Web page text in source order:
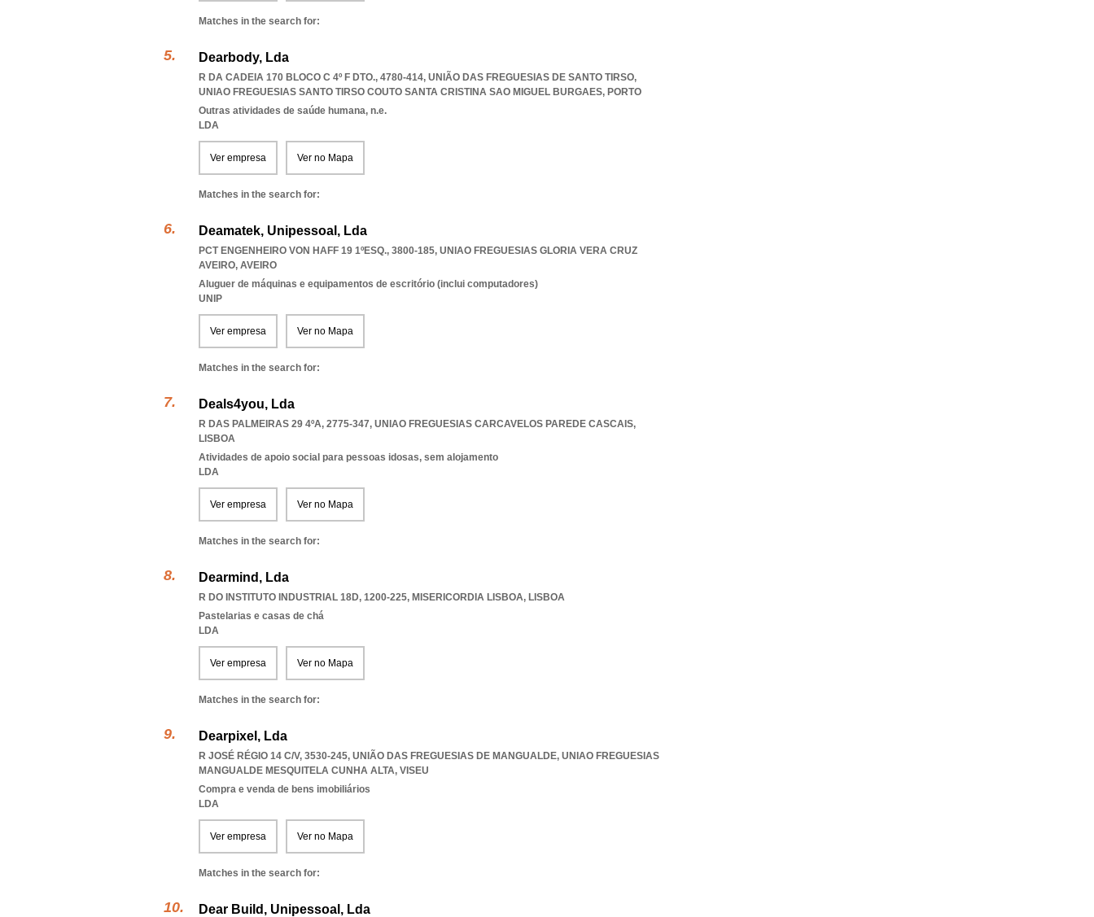
Matches in the search for:
Dearbody, Lda
R DA CADEIA 170 BLOCO C 4º F DTO., 4780-414, UNIÃO DAS FREGUESIAS DE SANTO TIRSO,
UNIAO FREGUESIAS SANTO TIRSO COUTO SANTA CRISTINA SAO MIGUEL BURGAES, PORTO
Outras atividades de saúde humana, n.e.
LDA
Ver empresa Ver no Mapa
Matches in the search for:
Deamatek, Unipessoal, Lda
PCT ENGENHEIRO VON HAFF 19 1ºESQ., 3800-185, UNIAO FREGUESIAS GLORIA VERA CRUZ
AVEIRO, AVEIRO
Aluguer de máquinas e equipamentos de escritório (inclui computadores)
UNIP
Ver empresa Ver no Mapa
Matches in the search for:
Deals4you, Lda
R DAS PALMEIRAS 29 4ºA, 2775-347, UNIAO FREGUESIAS CARCAVELOS PAREDE CASCAIS,
LISBOA
Atividades de apoio social para pessoas idosas, sem alojamento
LDA
Ver empresa Ver no Mapa
Matches in the search for:
Dearmind, Lda
R DO INSTITUTO INDUSTRIAL 18D, 1200-225, MISERICORDIA LISBOA, LISBOA
Pastelarias e casas de chá
LDA
Ver empresa Ver no Mapa
Matches in the search for:
Dearpixel, Lda
R JOSÉ RÉGIO 14 C/V, 3530-245, UNIÃO DAS FREGUESIAS DE MANGUALDE, UNIAO FREGUESIAS
MANGUALDE MESQUITELA CUNHA ALTA, VISEU
Compra e venda de bens imobiliários
LDA
Ver empresa Ver no Mapa
Matches in the search for:
Dear Build, Unipessoal, Lda